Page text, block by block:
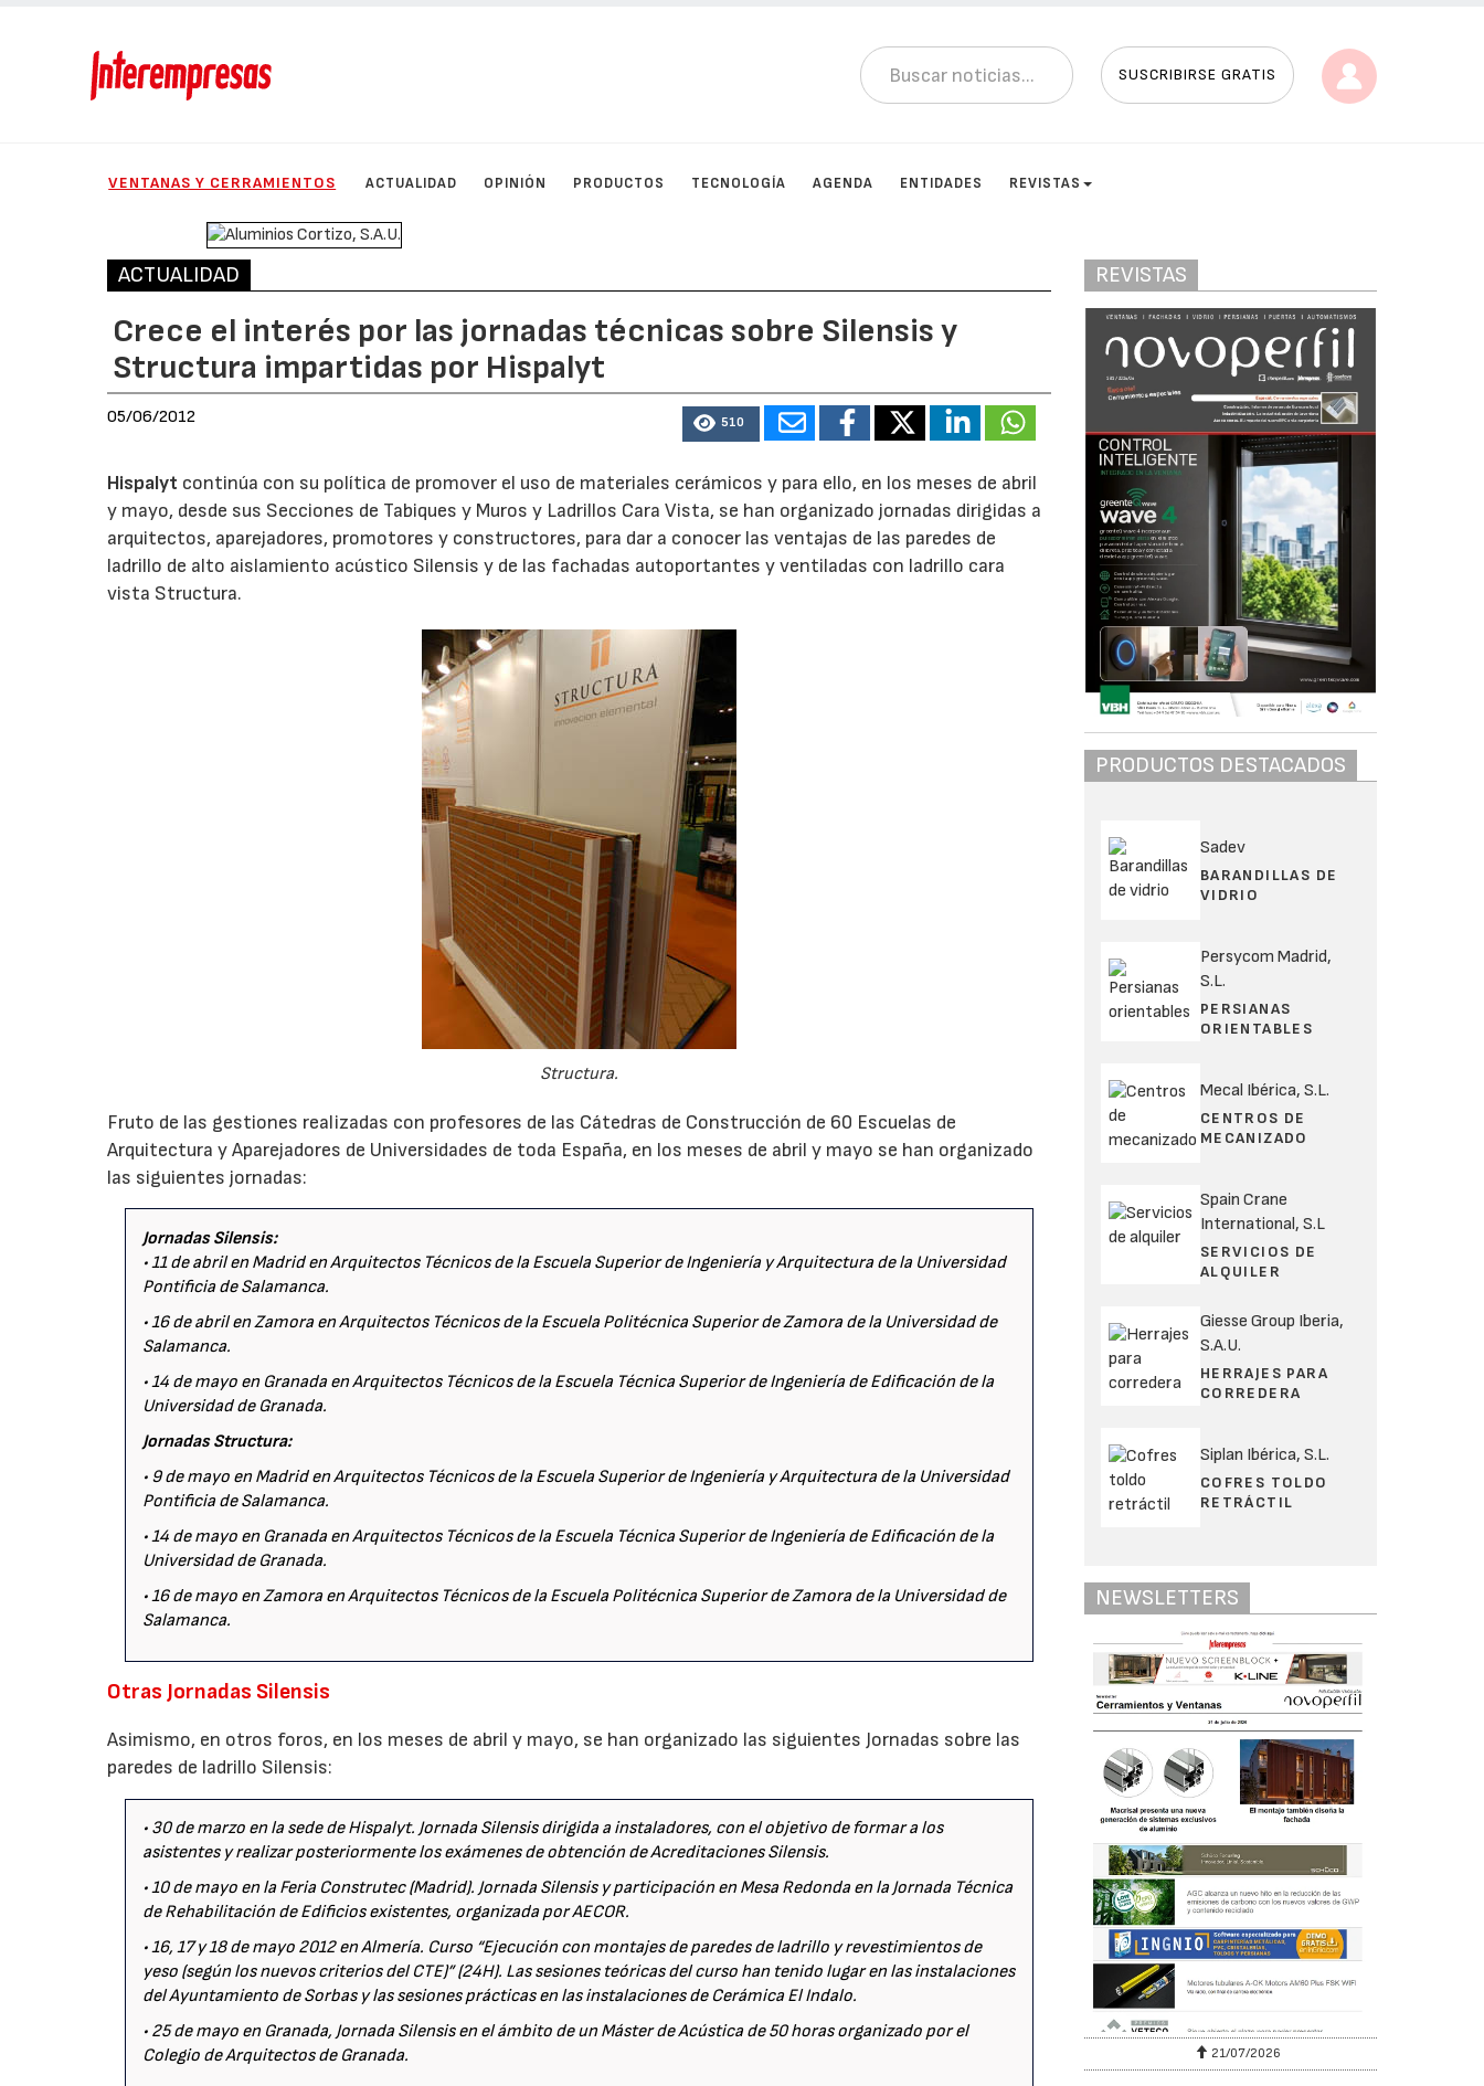
SUSCRIBIRSE GRATIS
VENTANAS Y CERRAMIENTOS ACTUALIDAD OPINIÓN PRODUCTOS TECNOLOGÍA AGENDA ENTIDADES REVISTAS
ACTUALIDAD
Crece el interés por las jornadas técnicas sobre Silensis y
Structura impartidas por Hispalyt
05/06/2012 510
Hispalyt continúa con su política de promover el uso de materiales cerámicos y para ello, en los meses de abril
y mayo, desde sus Secciones de Tabiques y Muros y Ladrillos Cara Vista, se han organizado jornadas dirigidas a
arquitectos, aparejadores, promotores y constructores, para dar a conocer las ventajas de las paredes de
ladrillo de alto aislamiento acústico Silensis y de las fachadas autoportantes y ventiladas con ladrillo cara
vista Structura.
Structura.
Fruto de las gestiones realizadas con profesores de las Cátedras de Construcción de 60 Escuelas de
Arquitectura y Aparejadores de Universidades de toda España, en los meses de abril y mayo se han organizado
las siguientes jornadas:
Jornadas Silensis:
• 11 de abril en Madrid en Arquitectos Técnicos de la Escuela Superior de Ingeniería y Arquitectura de la Universidad
Pontificia de Salamanca.
• 16 de abril en Zamora en Arquitectos Técnicos de la Escuela Politécnica Superior de Zamora de la Universidad de
Salamanca.
• 14 de mayo en Granada en Arquitectos Técnicos de la Escuela Técnica Superior de Ingeniería de Edificación de la
Universidad de Granada.
Jornadas Structura:
• 9 de mayo en Madrid en Arquitectos Técnicos de la Escuela Superior de Ingeniería y Arquitectura de la Universidad
Pontificia de Salamanca.
• 14 de mayo en Granada en Arquitectos Técnicos de la Escuela Técnica Superior de Ingeniería de Edificación de la
Universidad de Granada.
• 16 de mayo en Zamora en Arquitectos Técnicos de la Escuela Politécnica Superior de Zamora de la Universidad de
Salamanca.
Otras Jornadas Silensis
Asimismo, en otros foros, en los meses de abril y mayo, se han organizado las siguientes Jornadas sobre las
paredes de ladrillo Silensis:
• 30 de marzo en la sede de Hispalyt. Jornada Silensis dirigida a instaladores, con el objetivo de formar a los
asistentes y realizar posteriormente los exámenes de obtención de Acreditaciones Silensis.
• 10 de mayo en la Feria Construtec (Madrid). Jornada Silensis y participación en Mesa Redonda en la Jornada Técnica
de Rehabilitación de Edificios existentes, organizada por AECOR.
• 16, 17 y 18 de mayo 2012 en Almería. Curso “Ejecución con montajes de paredes de ladrillo y revestimientos de
yeso (según los nuevos criterios del CTE)” (24H). Las sesiones teóricas del curso han tenido lugar en las instalaciones
del Ayuntamiento de Sorbas y las sesiones prácticas en las instalaciones de Cerámica El Indalo.
• 25 de mayo en Granada, Jornada Silensis en el ámbito de un Máster de Acústica de 50 horas organizado por el
Colegio de Arquitectos de Granada.
REVISTAS
PRODUCTOS DESTACADOS
Sadev
BARANDILLAS DE
VIDRIO
Persycom Madrid,
S.L.
PERSIANAS
ORIENTABLES
Mecal Ibérica, S.L.
CENTROS DE
MECANIZADO
Spain Crane
International, S.L
SERVICIOS DE
ALQUILER
Giesse Group Iberia,
S.A.U.
HERRAJES PARA
CORREDERA
Siplan Ibérica, S.L.
COFRES TOLDO
RETRÁCTIL
NEWSLETTERS
21/07/2026